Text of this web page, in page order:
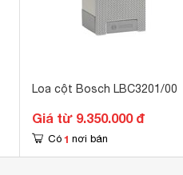
Loa cột Bosch LBC3201/00
Giá từ 9.350.000 đ
Có 1 nơi bán